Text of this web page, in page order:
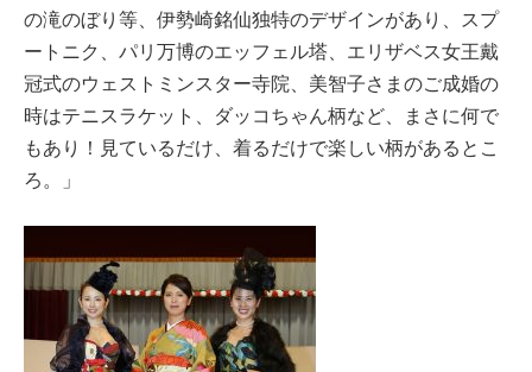
の滝のぼり等、伊勢崎銘仙独特のデザインがあり、スプ
ートニク、パリ万博のエッフェル塔、エリザベス女王戴
冠式のウェストミンスター寺院、美智子さまのご成婚の
時はテニスラケット、ダッコちゃん柄など、まさに何で
もあり！見ているだけ、着るだけで楽しい柄があるとこ
ろ。」